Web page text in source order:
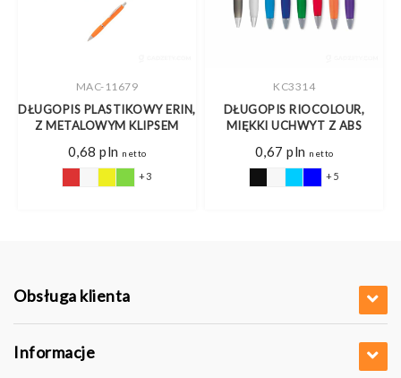
MAC-11679
DŁUGOPIS PLASTIKOWY ERIN,
Z METALOWYM KLIPSEM
0,68 pln netto
+3
KC3314
DŁUGOPIS RIOCOLOUR,
MIĘKKI UCHWYT Z ABS
0,67 pln netto
+5
Obsługa klienta
Informacje